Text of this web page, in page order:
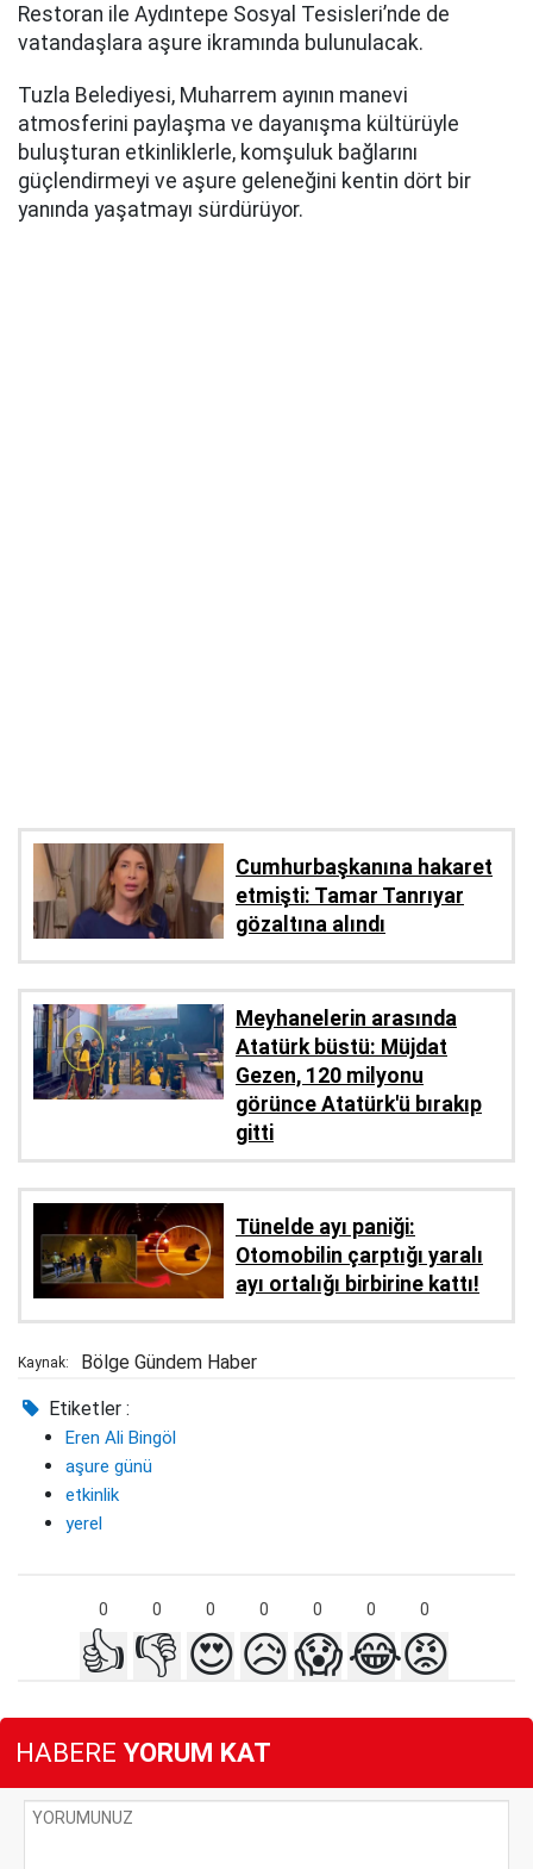
Restoran ile Aydıntepe Sosyal Tesisleri’nde de
vatandaşlara aşure ikramında bulunulacak.
Tuzla Belediyesi, Muharrem ayının manevi
atmosferini paylaşma ve dayanışma kültürüyle
buluşturan etkinliklerle, komşuluk bağlarını
güçlendirmeyi ve aşure geleneğini kentin dört bir
yanında yaşatmayı sürdürüyor.
Cumhurbaşkanına hakaret
etmişti: Tamar Tanrıyar
gözaltına alındı
Meyhanelerin arasında
Atatürk büstü: Müjdat
Gezen, 120 milyonu
görünce Atatürk'ü bırakıp
gitti
Tünelde ayı paniği:
Otomobilin çarptığı yaralı
ayı ortalığı birbirine kattı!
Kaynak: Bölge Gündem Haber
Etiketler :
Eren Ali Bingöl
aşure günü
etkinlik
yerel
0 0 0 0 0 0 0
👍 👎 😍😥😱😂😡
HABERE YORUM KAT